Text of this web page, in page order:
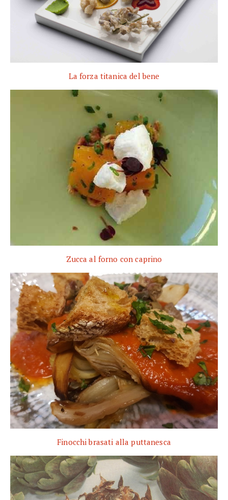
La forza titanica del bene
Zucca al forno con caprino
Finocchi brasati alla puttanesca